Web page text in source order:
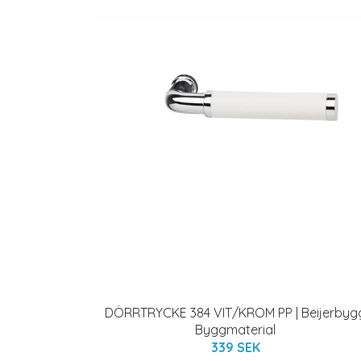
DÖRRTRYCKE 384 VIT/KROM PP |
Byggmaterial
339 SEK